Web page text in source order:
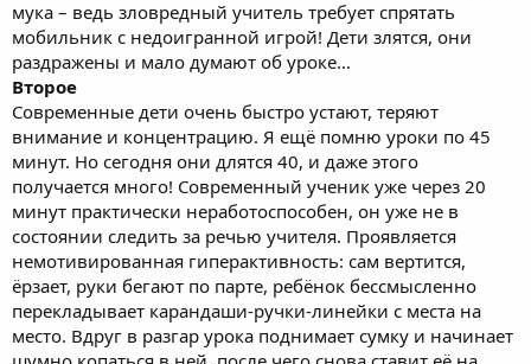
мука – ведь зловредный учитель требует спрятать
мобильник с недоигранной игрой! Дети злятся, они
раздражены и мало думают об уроке…
Второе
Современные дети очень быстро устают, теряют
внимание и концентрацию. Я ещё помню уроки по 45
минут. Но сегодня они длятся 40, и даже этого
получается много! Современный ученик уже через 20
минут практически неработоспособен, он уже не в
состоянии следить за речью учителя. Проявляется
немотивированная гиперактивность: сам вертится,
ёрзает, руки бегают по парте, ребёнок бессмысленно
перекладывает карандаши-ручки-линейки с места на
место. Вдруг в разгар урока поднимает сумку и начинает